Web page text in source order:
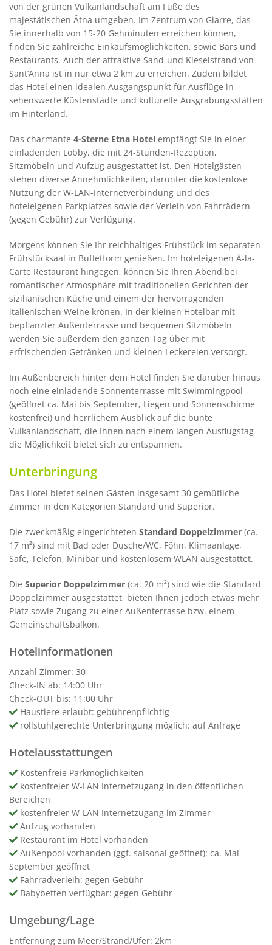
von der grünen Vulkanlandschaft am Fuße des
majestätischen Ätna umgeben. Im Zentrum von Giarre, das
Sie innerhalb von 15-20 Gehminuten erreichen können,
finden Sie zahlreiche Einkaufsmöglichkeiten, sowie Bars und
Restaurants. Auch der attraktive Sand-und Kieselstrand von
Sant’Anna ist in nur etwa 2 km zu erreichen. Zudem bildet
das Hotel einen idealen Ausgangspunkt für Ausflüge in
sehenswerte Küstenstädte und kulturelle Ausgrabungsstätten
im Hinterland.
Das charmante 4-Sterne Etna Hotel empfängt Sie in einer
einladenden Lobby, die mit 24-Stunden-Rezeption,
Sitzmöbeln und Aufzug ausgestattet ist. Den Hotelgästen
stehen diverse Annehmlichkeiten, darunter die kostenlose
Nutzung der W-LAN-Internetverbindung und des
hoteleigenen Parkplatzes sowie der Verleih von Fahrrädern
(gegen Gebühr) zur Verfügung.
Morgens können Sie Ihr reichhaltiges Frühstück im separaten
Frühstücksaal in Buffetform genießen. Im hoteleigenen À-la-
Carte Restaurant hingegen, können Sie Ihren Abend bei
romantischer Atmosphäre mit traditionellen Gerichten der
sizilianischen Küche und einem der hervorragenden
italienischen Weine krönen. In der kleinen Hotelbar mit
bepflanzter Außenterrasse und bequemen Sitzmöbeln
werden Sie außerdem den ganzen Tag über mit
erfrischenden Getränken und kleinen Leckereien versorgt.
Im Außenbereich hinter dem Hotel finden Sie darüber hinaus
noch eine einladende Sonnenterrasse mit Swimmingpool
(geöffnet ca. Mai bis September, Liegen und Sonnenschirme
kostenfrei) und herrlichem Ausblick auf die bunte
Vulkanlandschaft, die Ihnen nach einem langen Ausflugstag
die Möglichkeit bietet sich zu entspannen.
Unterbringung
Das Hotel bietet seinen Gästen insgesamt 30 gemütliche
Zimmer in den Kategorien Standard und Superior.
Die zweckmäßig eingerichteten Standard Doppelzimmer (ca.
17 m²) sind mit Bad oder Dusche/WC, Föhn, Klimaanlage,
Safe, Telefon, Minibar und kostenlosem WLAN ausgestattet.
Die Superior Doppelzimmer (ca. 20 m²) sind wie die Standard
Doppelzimmer ausgestattet, bieten Ihnen jedoch etwas mehr
Platz sowie Zugang zu einer Außenterrasse bzw. einem
Gemeinschaftsbalkon.
Hotelinformationen
Anzahl Zimmer: 30
Check-IN ab: 14:00 Uhr
Check-OUT bis: 11:00 Uhr
Haustiere erlaubt: gebührenpflichtig
rollstuhlgerechte Unterbringung möglich: auf Anfrage
Hotelausstattungen
Kostenfreie Parkmöglichkeiten
kostenfreier W-LAN Internetzugang in den öffentlichen
Bereichen
kostenfreier W-LAN Internetzugang im Zimmer
Aufzug vorhanden
Restaurant im Hotel vorhanden
Außenpool vorhanden (ggf. saisonal geöffnet): ca. Mai -
September geöffnet
Fahrradverleih: gegen Gebühr
Babybetten verfügbar: gegen Gebühr
Umgebung/Lage
Entfernung zum Meer/Strand/Ufer: 2km